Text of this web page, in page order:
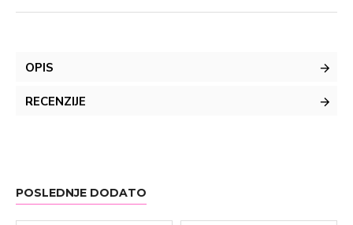
OPIS
RECENZIJE
POSLEDNJE DODATO